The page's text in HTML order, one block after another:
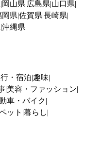
岡山県 広島県 山口県
岡県 佐賀県 長崎県
沖縄県
・宿泊 趣味
美容・ファッション
車・バイク
ット 暮らし